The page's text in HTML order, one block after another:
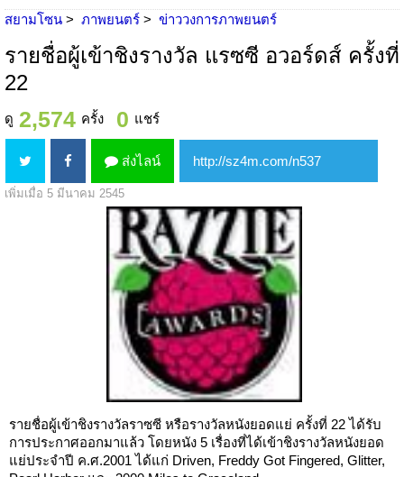
สยามโซน ภาพยนตร์ ข่าววงการภาพยนตร์
รายชื่อผู้เข้าชิงรางวัล แรซซี อวอร์ดส์ ครั้งที่
22
ดู 2,574 ครั้ง 0 แชร์
ส่งไลน์
เพิ่มเมื่อ 5 มีนาคม 2545
รายชื่อผู้เข้าชิงรางวัลราซซี หรือรางวัลหนังยอดแย่ ครั้งที่ 22 ได้รับ
การประกาศออกมาแล้ว โดยหนัง 5 เรื่องที่ได้เข้าชิงรางวัลหนังยอด
แย่ประจำปี ค.ศ.2001 ได้แก่ Driven, Freddy Got Fingered, Glitter,